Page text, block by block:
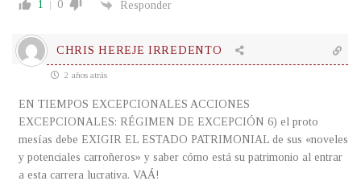
1 0 Responder
CHRIS HEREJE IRREDENTO
2 años atrás
EN TIEMPOS EXCEPCIONALES ACCIONES
EXCEPCIONALES: RÉGIMEN DE EXCEPCIÓN 6) el proto
mesías debe EXIGIR EL ESTADO PATRIMONIAL de sus «noveles
y potenciales carroñeros» y saber cómo está su patrimonio al entrar
a esta carrera lucrativa. VAÁ!